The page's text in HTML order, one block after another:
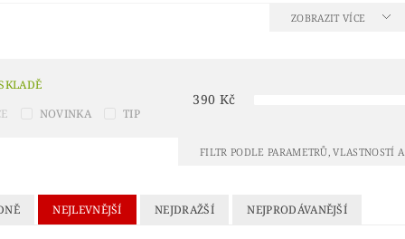
LEGO® TECHNIC
LEGO® THE
PŘEDMĚTY VALENTÝN VÁNOČNÍ SETY
ZOBRAZIT VÍCE
NOVINKA TIP
390 Kč
FILTR PODLE PARAMETRŮ, VLASTNOSTÍ
NEJLEVNĚJŠÍ NEJDRAŽŠÍ NEJPRODÁVANĚJŠÍ